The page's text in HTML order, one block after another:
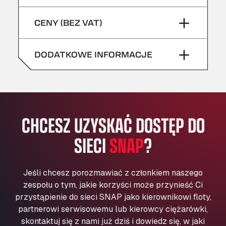
All 4 Trucks
Klaverbladstaat 21, 3560
American Truck Wash
Av. des Etats-Unis 90, 6041
Aut. A4 Salida 288 Pol. Ind. del Guadiel, 23210
AP7 Salida 2, C/ Bassegoda, 4, 17700
Andamur Pamplona
A-15 Salida Imarcoain, 31119
Andamur San Roman II
Aut A1 Exit 385, 01207
Anglia Motel
Washway Road, PE12 8LT
Anpol Sp. z o.o.
Ul. Torunska 147, 85884
sobota –
sobota –
niebezpieczne/ADR
CENY (BEZ VAT)
DODATKOWE INFORMACJE
CHCESZ UZYSKAĆ DOSTĘP DO
SIECISNAP?
Jeśli chcesz porozmawiać z członkiem naszego
zespołu o tym, jakie korzyści może przynieść Ci
przystąpienie do sieci SNAP jako kierownikowi floty,
partnerowi serwisowemu lub kierowcy ciężarówki,
skontaktuj się z nami już dziś i dowiedz się, w jaki